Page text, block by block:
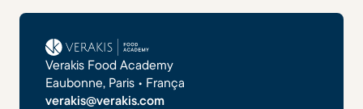
Verakis Food Academy
Eaubonne, Paris • França
verakis@verakis.com